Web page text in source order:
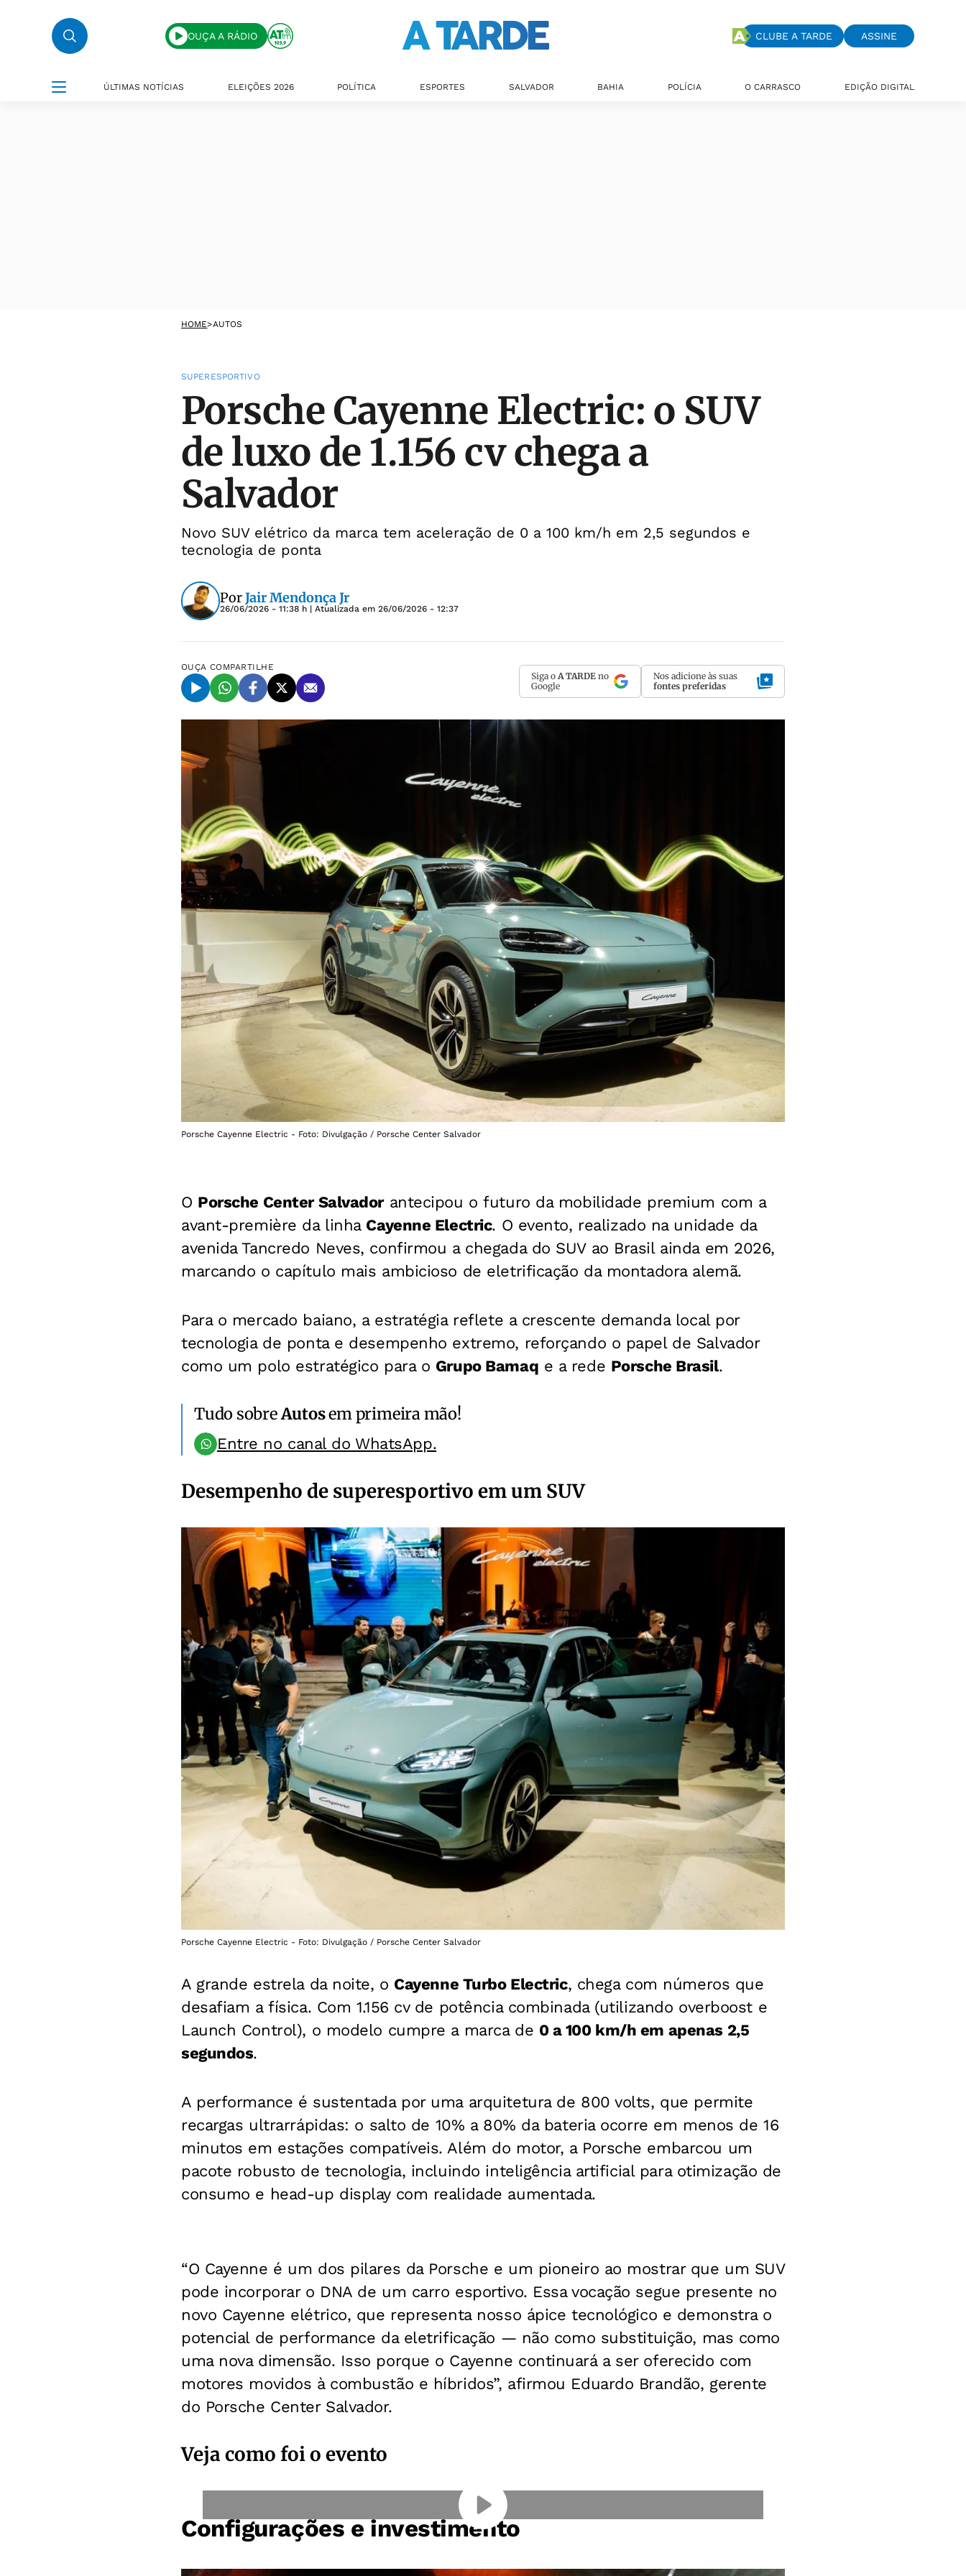
OUÇA A RÁDIO CLUBE A TARDE ASSINE
ÚLTIMAS NOTÍCIAS ELEIÇÕES 2026 POLÍTICA ESPORTES SALVADOR BAHIA POLÍCIA O CARRASCO EDIÇÃO DIGITAL
HOME>AUTOS
SUPERESPORTIVO
Porsche Cayenne Electric: o SUV
de luxo de 1.156 cv chega a
Salvador
Novo SUV elétrico da marca tem aceleração de 0 a 100 km/h em 2,5 segundos e
tecnologia de ponta
PorJair Mendonça Jr
26/06/2026 - 11:38 h | Atualizada em 26/06/2026 - 12:37
OUÇA COMPARTILHE
Siga o A TARDE no
Google
Nos adicione às suas
fontes preferidas
Porsche Cayenne Electric - Foto: Divulgação / Porsche Center Salvador
O Porsche Center Salvadorantecipou o futuro da mobilidade premium com a
avant-première da linha Cayenne Electric. O evento, realizado na unidade da
avenida Tancredo Neves, confirmou a chegada do SUV ao Brasil ainda em 2026,
marcando o capítulo mais ambicioso de eletrificação da montadora alemã.
Para o mercado baiano, a estratégia reflete a crescente demanda local por
tecnologia de ponta e desempenho extremo, reforçando o papel de Salvador
como um polo estratégico para o Grupo Bamaq e a rede Porsche Brasil.
Tudo sobreAutosem primeira mão!
Entre no canal do WhatsApp.
Desempenho de superesportivo em um SUV
Porsche Cayenne Electric - Foto: Divulgação / Porsche Center Salvador
A grande estrela da noite, o Cayenne Turbo Electric, chega com números que
desafiam a física. Com 1.156 cv de potência combinada (utilizando overboost e
Launch Control), o modelo cumpre a marca de 0 a 100 km/h em apenas 2,5
segundos.
A performance é sustentada por uma arquitetura de 800 volts, que permite
recargas ultrarrápidas: o salto de 10% a 80% da bateria ocorre em menos de 16
minutos em estações compatíveis. Além do motor, a Porsche embarcou um
pacote robusto de tecnologia, incluindo inteligência artificial para otimização de
consumo e head-up display com realidade aumentada.
“O Cayenne é um dos pilares da Porsche e um pioneiro ao mostrar que um SUV
pode incorporar o DNA de um carro esportivo. Essa vocação segue presente no
novo Cayenne elétrico, que representa nosso ápice tecnológico e demonstra o
potencial de performance da eletrificação — não como substituição, mas como
uma nova dimensão. Isso porque o Cayenne continuará a ser oferecido com
motores movidos à combustão e híbridos”, afirmou Eduardo Brandão, gerente
do Porsche Center Salvador.
Veja como foi o evento
Configurações e investimento